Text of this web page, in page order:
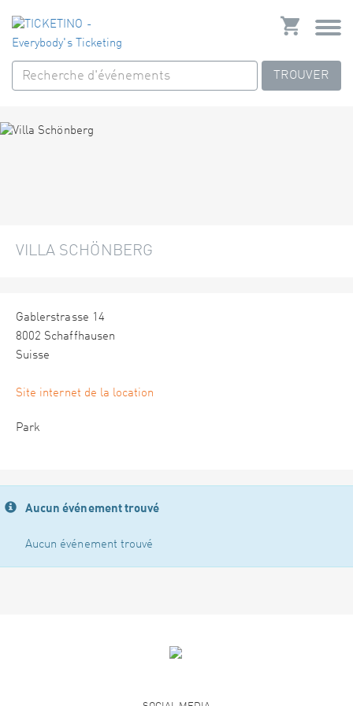
TROUVER
VILLA SCHÖNBERG
Gablerstrasse 14
8002 Schaffhausen
Suisse
Site internet de la location
Park
Aucun événement trouvé
Aucun événement trouvé